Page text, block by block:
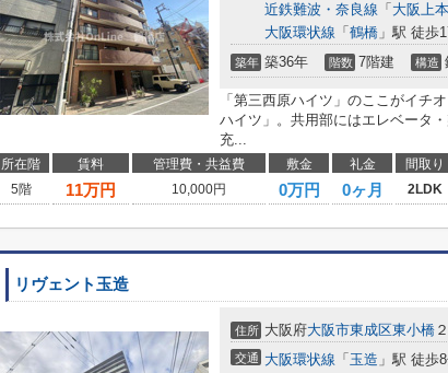
近鉄難波・奈良線 「 大阪上
大阪環状線 「 鶴橋 」駅 徒歩
築年 築36年 階数 7階建 構造
「第三西原ハイツ」のここがイチ
ハイツ」。共用部にはエレベータ
充...
所在階 賃料 管理費・共益費 敷金 礼金 間取り
5階
11万円 10,000円 0万円 0ヶ月 2LDK
リヴェント玉造
住所 大阪府大阪市東成区東小橋
交通 大阪環状線 「 玉造 」駅 徒歩